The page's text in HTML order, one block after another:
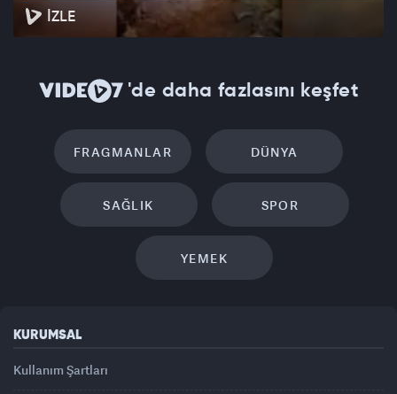
İZLE
'de daha fazlasını keşfet
FRAGMANLAR DÜNYA
SAĞLIK SPOR
YEMEK
KURUMSAL
Kullanım Şartları